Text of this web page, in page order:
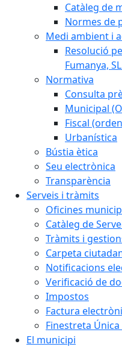
Catàleg de
Normes de
Medi ambient i
Resolució
Fumanya,
Normativa
Consulta
Municipal
Fiscal
Urbanística
Bústia ètica
Seu electrònica
Transparència
Serveis i tràmits
Oficines
Catàleg de
Tràmits i
Carpeta
Notificacions
Verificació de
Impostos
Factura
Finestreta Única
El municipi